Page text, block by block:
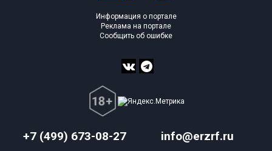
+7 (499) 673-08-27 info@erzrf.ru
Информация о портале
Реклама на портале
Сообщить об ошибке